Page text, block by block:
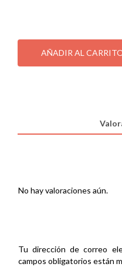
BOCINA
DAELIMAÑADIR AL
No hay valoraciones aún.
Tu dirección de correo
campos obligatorios están